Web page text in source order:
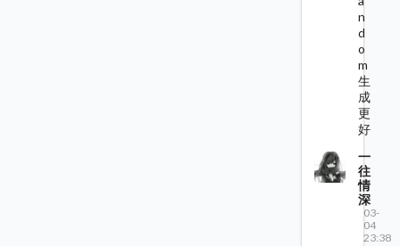
n
d
o
m
生
成
更
好
一
往
情
深
03-
04
23:38